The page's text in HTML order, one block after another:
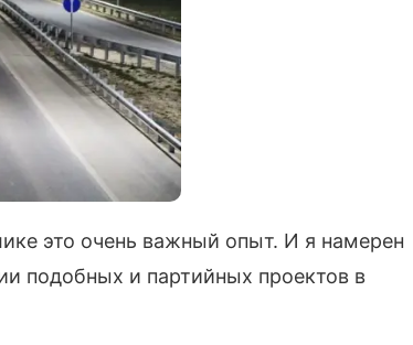
это очень важный опыт. И я намерен
подобных и партийных проектов в